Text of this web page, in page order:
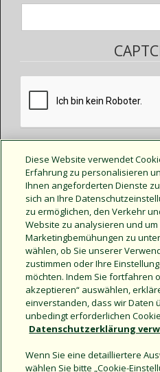
Create a
Forgot
UNAUTHORIZED
Diese Website verwendet
Erfahrung zu personalisieren
Ihnen angeforderten Dienste
sich an Ihre
zu ermöglichen, den Verkehr
Website zu analysieren und
Marketingbemühungen zu
wählen, ob Sie unserer
zustimmen oder Ihre
möchten. Indem Sie fortfahren
akzeptieren“ auswählen,
einverstanden, dass wir Daten
unbedingt erforderlichen
Datenschutzerklärung
Wenn Sie eine detailliertere
wählen Sie bitte „Cookie-